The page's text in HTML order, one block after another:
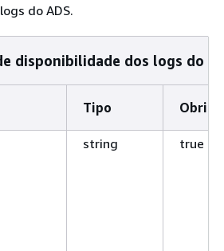
do ADS.
disponibilidade dos logs do
Tipo
string true